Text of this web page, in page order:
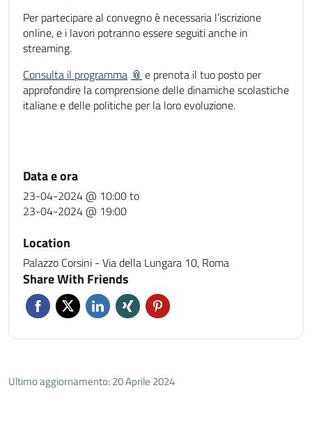
Per partecipare al convegno è necessaria l’iscrizione
online, e i lavori potranno essere seguiti anche in
streaming.
Consulta il programma
e prenota il tuo posto per
approfondire la comprensione delle dinamiche scolastiche
italiane e delle politiche per la loro evoluzione.
Data e ora
23-04-2024 @ 10:00to
23-04-2024 @ 19:00
Location
Palazzo Corsini - Via della Lungara 10, Roma
Share With Friends
Ultimo aggiornamento: 20 Aprile 2024